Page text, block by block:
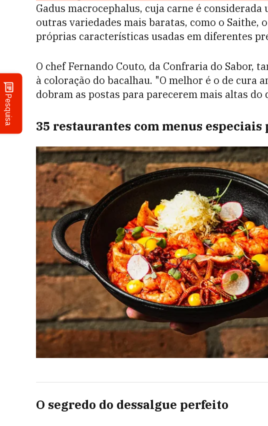
Pesquisa
Gadus macrocephalus, cuja carne é
outras variedades mais baratas, como o Saithe,
próprias características usadas em diferentes
O chef Fernando Couto, da Confraria do Sabor,
à coloração do bacalhau. "O melhor é o de cura
dobram as postas para parecerem mais altas do
35 restaurantes com menus especiais
O segredo do dessalgue perfeito